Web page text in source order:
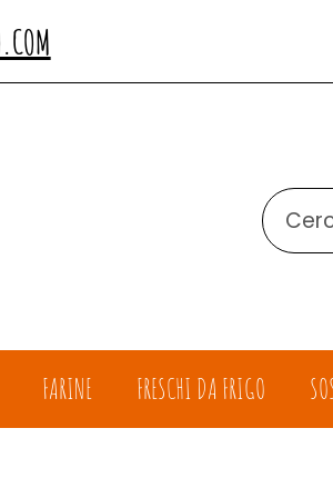
Cerca
Prodotto
FARINE FRESCHI DA FRIGO